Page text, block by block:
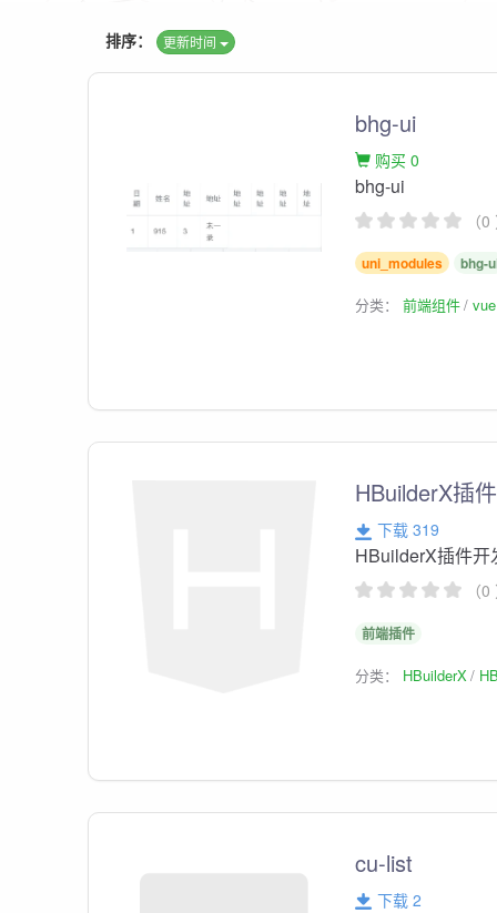
排序： 更新时间
bhg-ui
购买 0
bhg-ui
（
uni_modules bhg-
分类：前端组件
HBuilderX插
下载 319
HBuilderX插件开
（
前端插件
分类： HBuilderX
cu-list
下载 2